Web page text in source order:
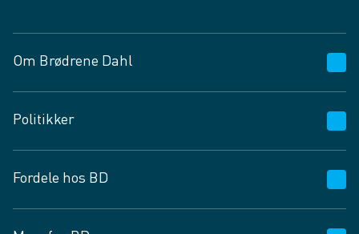
Om Brødrene Dahl
Vagttelefon 30 10 89 89
Spørgsmål og svar
Job og karriere
Fødevarekontrolrapport
Politikker
Privatlivspolitik
Cookies
Fordele hos BD